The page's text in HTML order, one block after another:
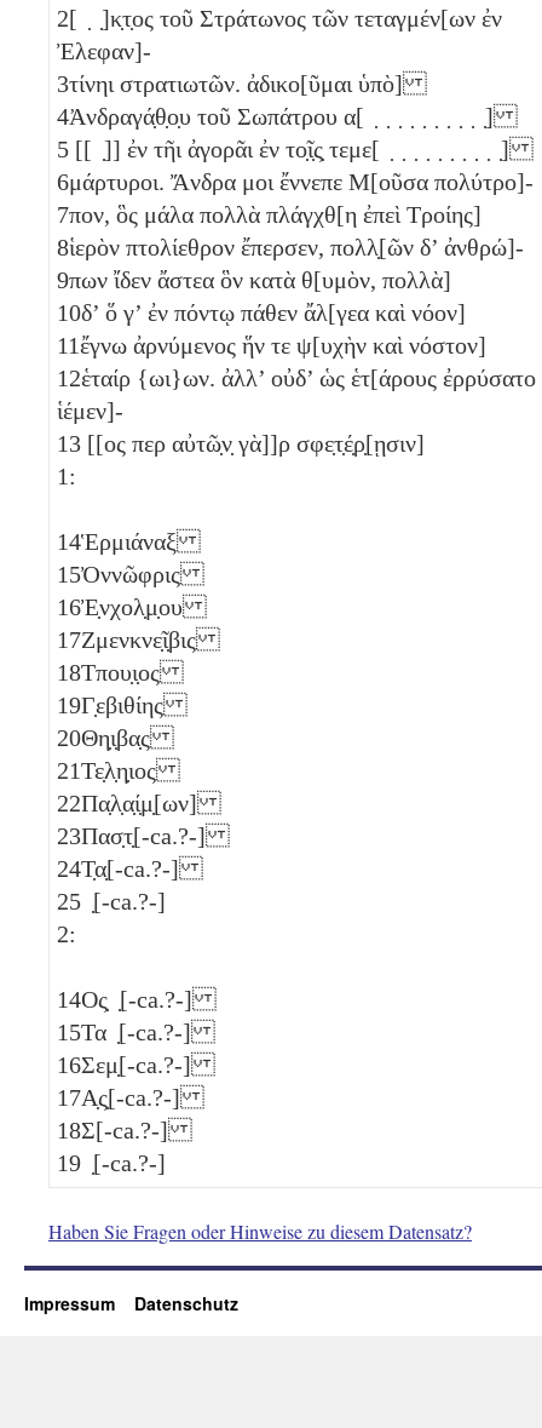
2[ ̣ ̣]κ̣τ̣ος τοῦ Στράτωνος τῶν τεταγμέν[ων ἐν
Ἐλεφαν]-
3τίνηι στρατιωτῶν. ἀδικο[ῦμαι ὑπὸ]
4Ἀνδραγά̣θ̣ο̣υ τοῦ Σωπάτρου α[ ̣ ̣ ̣ ̣ ̣ ̣ ̣ ̣ ̣ ̣]
5 [[ ̣]] ἐν τῆι ἀγορᾶι ἐν το̣ῖ̣ς̣ τεμε[ ̣ ̣ ̣ ̣ ̣ ̣ ̣ ̣ ̣ ̣]
6μάρτυροι. Ἄνδρα μοι ἔννεπε Μ[οῦσα πολύτρο]-
7πον, ὃς μάλα πολλὰ πλάγχθ[η ἐπεὶ Τροίης]
8ἱερὸν πτολίεθρον ἔπερσεν, πολλ̣[ῶν δ’ ἀνθρώ]-
9πων ἴδεν ἄστεα ὃν κατὰ θ[υμὸν, πολλὰ]
10δ’ ὅ γ’ ἐν πόντῳ πάθεν ἄλ[γεα καὶ νόον]
11ἔγνω ἀρνύμενος ἥν τε ψ[υχὴν καὶ νόστον]
12ἑταίρ {ωι}ων. ἀλλ’ οὐδ’ ὡς ἑτ[άρους ἐρρύσατο
ἱέμεν]-
13 [[ος περ αὐτῶ̣ν̣ γὰ]]ρ σφε̣τ̣έ̣ρ̣[ῃσιν]
1:
14Ἑρμιάναξ
15Ὀννῶφρις
16Ἐ̣νχολ̣μ̣ου
17Ζμενκνε̣ῖ̣βις
18Τπου̣ι̣ος
19Γ̣εβιθίης
20Θη̣ι̣βα̣ς
21Τε̣λ̣η̣ιος
22Πα̣λ̣α̣ί̣μ̣[ων]
23Πασ̣τ̣[-ca.?-]
24Τ̣α̣[-ca.?-]
25 ̣[-ca.?-]
2:
14Ος̣ ̣[-ca.?-]
15Τα ̣[-ca.?-]
16Σεμ̣[-ca.?-]
17Α̣ς̣[-ca.?-]
18Σ[-ca.?-]
19 ̣[-ca.?-]
Haben Sie Fragen oder Hinweise zu diesem Datensatz?
Impressum Datenschutz